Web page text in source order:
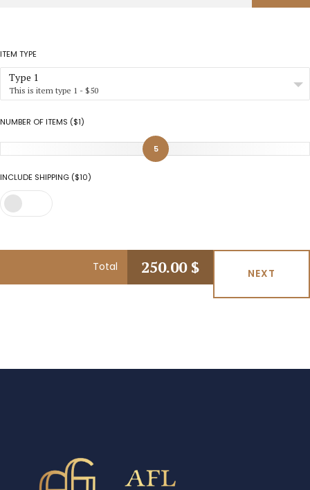
ITEM TYPE
Type 1
This is item type 1 - $50
NUMBER OF ITEMS ($1)
5
INCLUDE SHIPPING ($10)
Total 250.00$ NEXT